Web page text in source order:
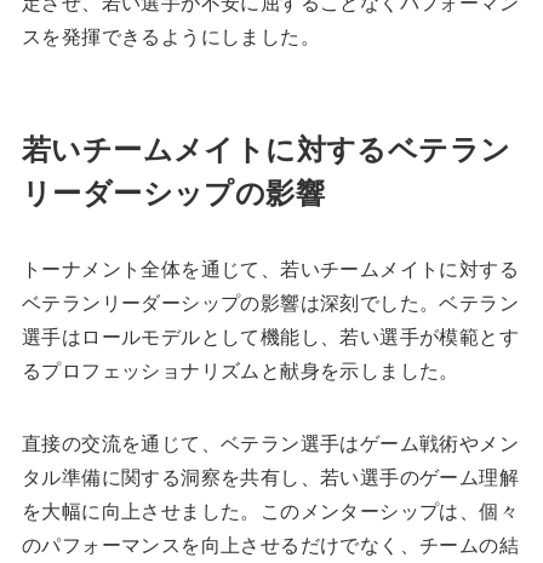
スを発揮できるようにしました。
若いチームメイトに対するベテラン
リーダーシップの影響
トーナメント全体を通じて、若いチームメイトに対する
ベテランリーダーシップの影響は深刻でした。ベテラン
選手はロールモデルとして機能し、若い選手が模範とす
るプロフェッショナリズムと献身を示しました。
直接の交流を通じて、ベテラン選手はゲーム戦術やメン
タル準備に関する洞察を共有し、若い選手のゲーム理解
を大幅に向上させました。このメンターシップは、個々
のパフォーマンスを向上させるだけでなく、チームの結